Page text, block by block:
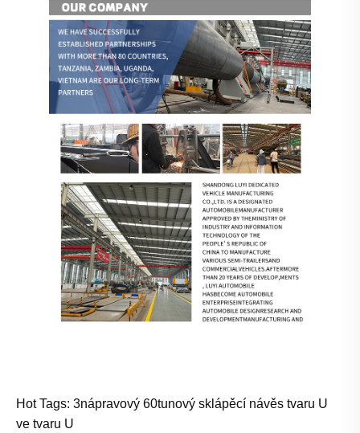
Hot Tags: 3nápravový 60tunový sklápěcí návěs tvaru U
ve tvaru U